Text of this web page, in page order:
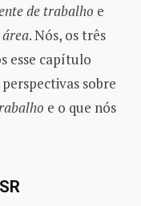
de trabalho e
. Nós, os três
esse capítulo
sobre
e o que nós